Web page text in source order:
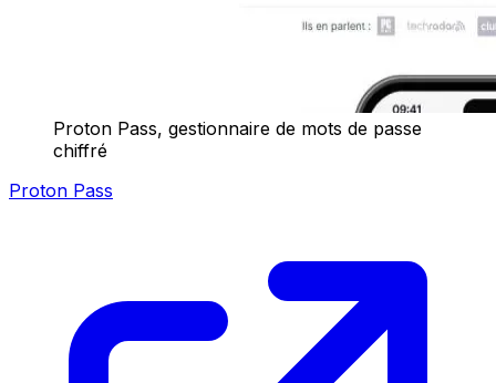
Proton Pass, gestionnaire de mots de passe
chiffré
Proton Pass